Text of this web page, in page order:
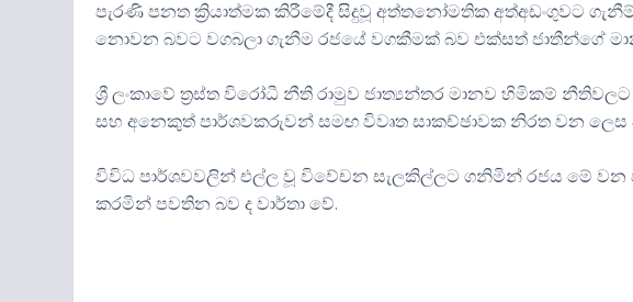
පැරණි පනත ක්‍රියාත්මක කිරීමේදී සිදුවූ අත්තනෝමතික අත්අඩංගුවට
නොවන බවට වගබලා ගැනීම රජයේ වගකීමක් බව එක්සත් ජාතීන්ගේ
ශ්‍රී ලංකාවේ ත්‍රස්ත විරෝධී නීති රාමුව ජාත්‍යන්තර මානව හිමිකම්
සහ අනෙකුත් පාර්ශවකරුවන් සමඟ විවෘත සාකච්ඡාවක නිරත වන ලෙස
විවිධ පාර්ශවවලින් එල්ල වූ විවේචන සැලකිල්ලට ගනිමින් රජය මේ
කරමින් පවතින බව ද වාර්තා වේ.